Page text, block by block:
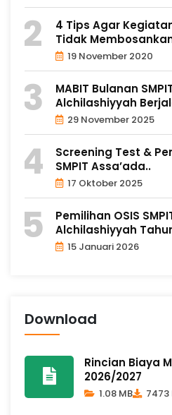
4 Tips Agar
Tidak
19 November 2020
MABIT Bulanan
Alchilashiyyah
29 November 2025
Screening Test &
SMPIT Assa’ada..
17 Oktober 2025
Pemilihan OSIS
Alchilashiyyah
15 Januari 2026
Download
Rincian Biaya
2026/2027
1.08 MB